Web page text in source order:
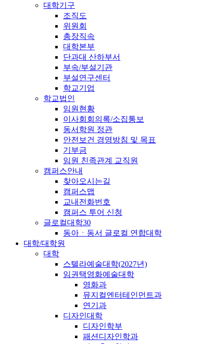
대학기구
조직도
위원회
총장직속
대학본부
단과대 산하부서
부속/부설기관
부설연구센터
학교기업
학교법인
임원현황
이사회회의록/소집통보
동서학원 정관
안전보건 경영방침 및 목표
기부금
임원 친족관계 교직원
캠퍼스안내
찾아오시는길
캠퍼스맵
교내전화번호
캠퍼스 투어 신청
글로컬대학30
동아ㆍ동서 글로컬 연합대학
대학/대학원
대학
스텔라예술대학(2027년)
임권택영화예술대학
영화과
뮤지컬엔터테인먼트과
연기과
디자인대학
디자인학부
패션디자인학과